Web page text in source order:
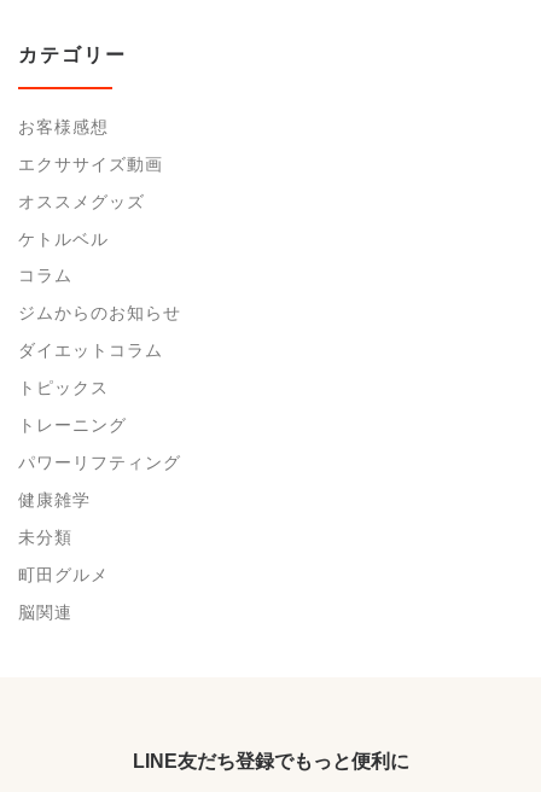
カテゴリー
お客様感想
エクササイズ動画
オススメグッズ
ケトルベル
コラム
ジムからのお知らせ
ダイエットコラム
トピックス
トレーニング
パワーリフティング
健康雑学
未分類
町田グルメ
脳関連
LINE友だち登録でもっと便利に